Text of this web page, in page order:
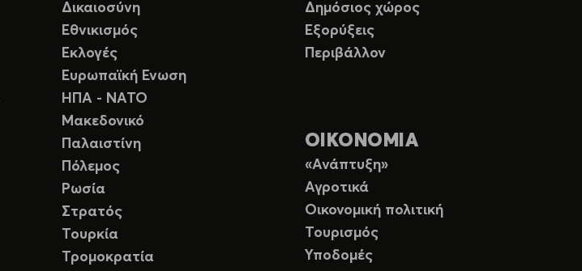
Δικαιοσύνη
Εθνικισμός
Εκλογές
Ευρωπαϊκή Ενωση
ΗΠΑ - ΝΑΤΟ
Μακεδονικό
Παλαιστίνη
Πόλεμος
Ρωσία
Στρατός
Τουρκία
Τρομοκρατία
Δημόσιος χώρος
Εξορύξεις
Περιβάλλον
ΟΙΚΟΝΟΜΙΑ
«Ανάπτυξη»
Αγροτικά
Οικονομική πολιτική
Τουρισμός
Υποδομές